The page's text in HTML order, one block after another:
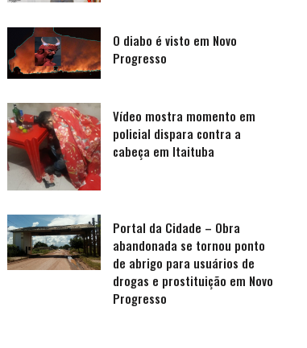
O diabo é visto em Novo
Progresso
Vídeo mostra momento em
policial dispara contra a
cabeça em Itaituba
Portal da Cidade – Obra
abandonada se tornou ponto
de abrigo para usuários de
drogas e prostituição em Novo
Progresso